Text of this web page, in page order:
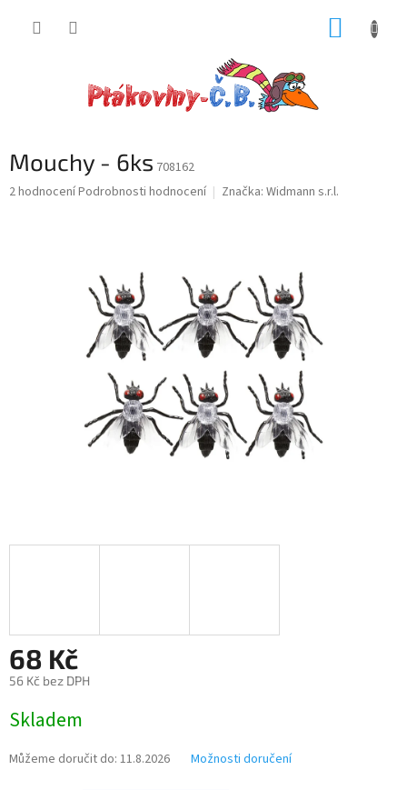
Mouchy - 6ks 708162
Průměrné
2 hodnoceníPodrobnosti hodnocení Značka: Widmann s.r.l.
68 Kč
56 Kč bez DPH
cena:
Skladem
Můžeme doručit do: 11.8.2026 Možnosti doručení